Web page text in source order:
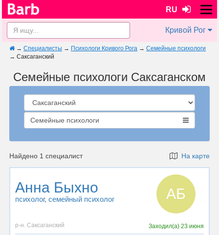
RU
Кривой Рог
→ Специалисты → Психологи Кривого Рога → Семейные психологи
→ Саксаганский
Семейные психологи Саксаганском
Семейные психологи
Найдено 1 специалист На карте
Анна Быхно
психолог, семейный психолог АБ
р-н. Саксаганский Заходил(а) 23 июня